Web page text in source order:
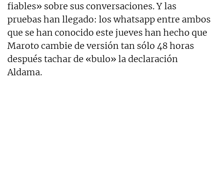
fiables» sobre sus conversaciones. Y las
pruebas han llegado: los whatsapp entre ambos
que se han conocido este jueves han hecho que
Maroto cambie de versión tan sólo 48 horas
después tachar de «bulo» la declaración
Aldama.